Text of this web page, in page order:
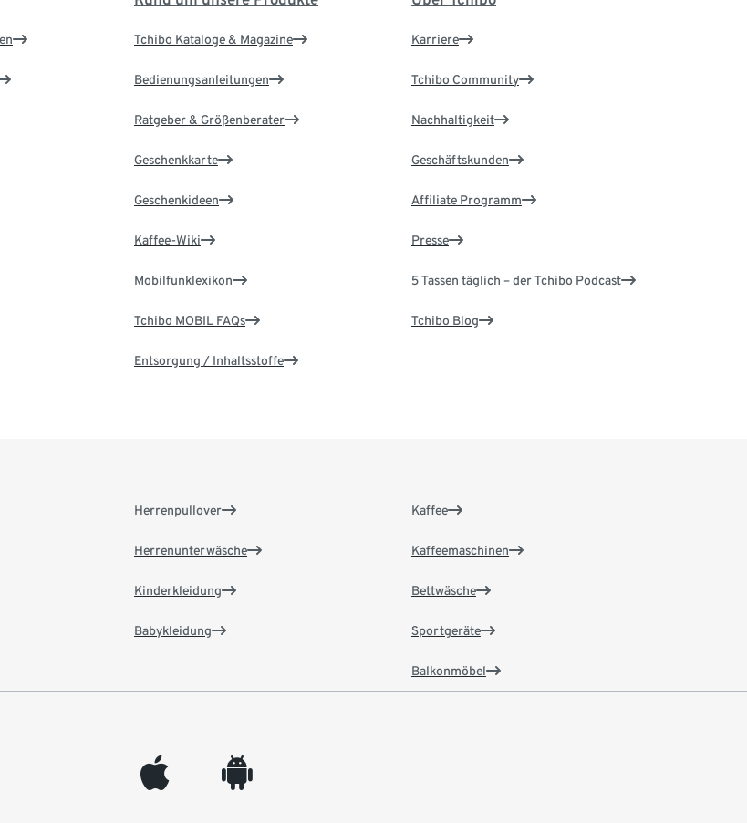
Tchibo Kataloge & Magazine
Bedienungsanleitungen
Ratgeber & Größenberater
Geschenkkarte
Geschenkideen
Kaffee-Wiki
Mobilfunklexikon
Tchibo MOBIL FAQs
Entsorgung / Inhaltsstoffe
Karriere
Tchibo Community
Nachhaltigkeit
Geschäftskunden
Affiliate Programm
Presse
5 Tassen täglich – der Tchibo Podcast
Tchibo Blog
Herrenpullover
Herrenunterwäsche
Kinderkleidung
Babykleidung
Kaffee
Kaffeemaschinen
Bettwäsche
Sportgeräte
Balkonmöbel
appleinc android